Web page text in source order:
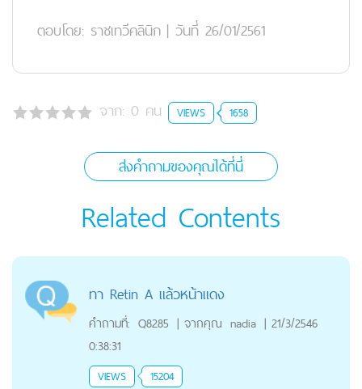
ตอบโดย: ราชเทวีคลินิก | วันที่ 26/01/2561
จาก: 0 คน VIEWS 1658
ส่งคำถามของคุณได้ที่นี่
Related Contents
ทา Retin A แล้วหน้าแดง
คำถามที่: Q8285 | จากคุณ nadia | 21/3/2546
0:38:31
VIEWS 15204